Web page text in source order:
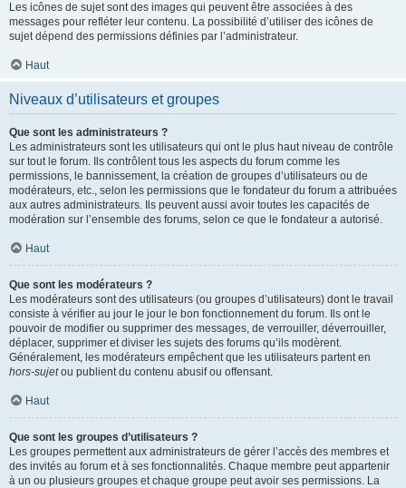
Les icônes de sujet sont des images qui peuvent être associées à des
messages pour refléter leur contenu. La possibilité d’utiliser des icônes de
sujet dépend des permissions définies par l’administrateur.
Haut
Niveaux d’utilisateurs et groupes
Que sont les administrateurs ?
Les administrateurs sont les utilisateurs qui ont le plus haut niveau de contrôle
sur tout le forum. Ils contrôlent tous les aspects du forum comme les
permissions, le bannissement, la création de groupes d’utilisateurs ou de
modérateurs, etc., selon les permissions que le fondateur du forum a attribuées
aux autres administrateurs. Ils peuvent aussi avoir toutes les capacités de
modération sur l’ensemble des forums, selon ce que le fondateur a autorisé.
Haut
Que sont les modérateurs ?
Les modérateurs sont des utilisateurs (ou groupes d’utilisateurs) dont le travail
consiste à vérifier au jour le jour le bon fonctionnement du forum. Ils ont le
pouvoir de modifier ou supprimer des messages, de verrouiller, déverrouiller,
déplacer, supprimer et diviser les sujets des forums qu’ils modèrent.
Généralement, les modérateurs empêchent que les utilisateurs partent en
hors-sujetou publient du contenu abusif ou offensant.
Haut
Que sont les groupes d’utilisateurs ?
Les groupes permettent aux administrateurs de gérer l’accès des membres et
des invités au forum et à ses fonctionnalités. Chaque membre peut appartenir
à un ou plusieurs groupes et chaque groupe peut avoir ses permissions. La